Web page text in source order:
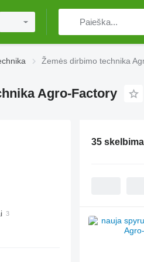
Žemės dirbimo technika
Agro-Factory
35